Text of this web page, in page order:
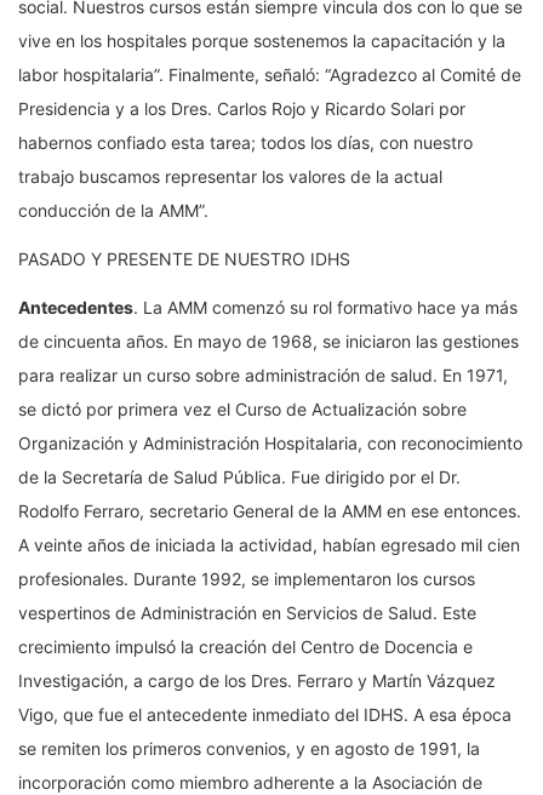
social. Nuestros cursos están siempre vincula dos con lo que se
vive en los hospitales porque sostenemos la capacitación y la
labor hospitalaria”. Finalmente, señaló: “Agradezco al Comité de
Presidencia y a los Dres. Carlos Rojo y Ricardo Solari por
habernos confiado esta tarea; todos los días, con nuestro
trabajo buscamos representar los valores de la actual
conducción de la AMM”.
PASADO Y PRESENTE DE NUESTRO IDHS
Antecedentes. La AMM comenzó su rol formativo hace ya más
de cincuenta años. En mayo de 1968, se iniciaron las gestiones
para realizar un curso sobre administración de salud. En 1971,
se dictó por primera vez el Curso de Actualización sobre
Organización y Administración Hospitalaria, con reconocimiento
de la Secretaría de Salud Pública. Fue dirigido por el Dr.
Rodolfo Ferraro, secretario General de la AMM en ese entonces.
A veinte años de iniciada la actividad, habían egresado mil cien
profesionales. Durante 1992, se implementaron los cursos
vespertinos de Administración en Servicios de Salud. Este
crecimiento impulsó la creación del Centro de Docencia e
Investigación, a cargo de los Dres. Ferraro y Martín Vázquez
Vigo, que fue el antecedente inmediato del IDHS. A esa época
se remiten los primeros convenios, y en agosto de 1991, la
incorporación como miembro adherente a la Asociación de